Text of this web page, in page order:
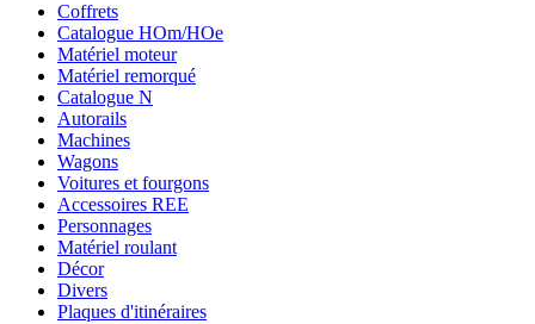
Coffrets
Catalogue HOm/HOe
Matériel moteur
Matériel remorqué
Catalogue N
Autorails
Machines
Wagons
Voitures et fourgons
Accessoires REE
Personnages
Matériel roulant
Décor
Divers
Plaques d'itinéraires